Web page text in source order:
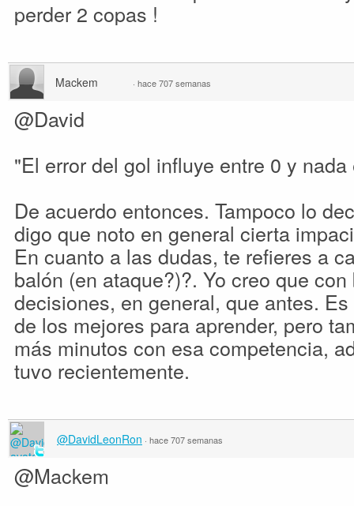
perder 2 copas !
Mackem · hace 707 semanas
@David
"El error del gol influye entre 0 y
De acuerdo entonces. Tampoco lo
digo que noto en general cierta
En cuanto a las dudas, te refieres a
balón (en ataque?)?. Yo creo que
decisiones, en general, que antes.
de los mejores para aprender, pero
más minutos con esa competencia,
tuvo recientemente.
@DavidLeonRon · hace 707 semanas
@Mackem